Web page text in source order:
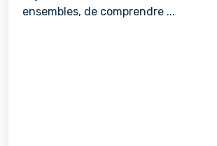
ensembles, de comprendre ...
Voir